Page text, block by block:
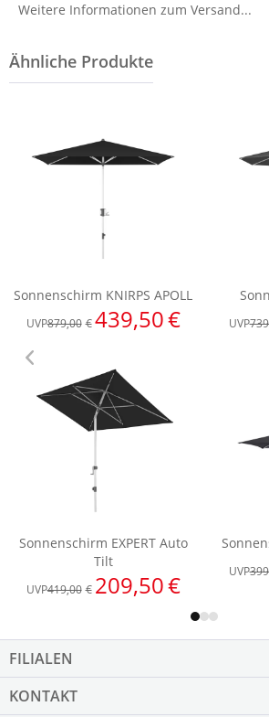
Weitere Informationen zum Versand...
FILIALEN
KONTAKT